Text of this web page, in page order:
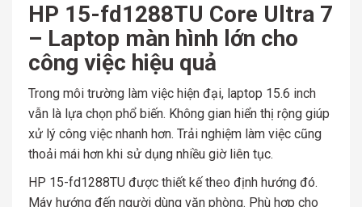
HP 15-fd1288TU Core Ultra 7
– Laptop màn hình lớn cho
công việc hiệu quả
Trong môi trường làm việc hiện đại, laptop 15.6 inch
vẫn là lựa chọn phổ biến. Không gian hiển thị rộng giúp
xử lý công việc nhanh hơn. Trải nghiệm làm việc cũng
thoải mái hơn khi sử dụng nhiều giờ liên tục.
HP 15-fd1288TU được thiết kế theo định hướng đó.
Máy hướng đến người dùng văn phòng. Phù hợp cho